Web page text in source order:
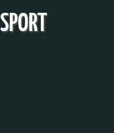
SPORT